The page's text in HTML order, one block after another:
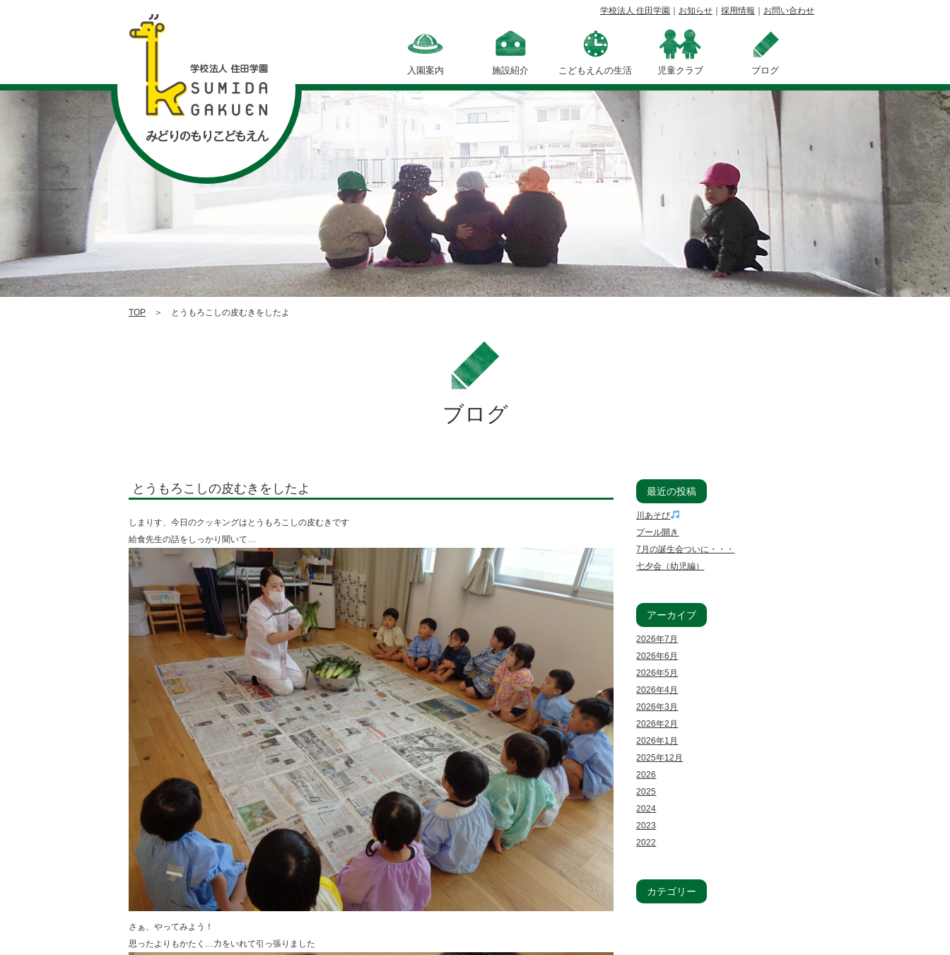
ろ
こ
し
の
き
を
し
た
田
学
園
学校法人 住田学園 お知らせ 採用情報 お問い合わせ
入園案内 施設紹介 こどもえんの生活
１日の流れ
年間行事
児童クラブ ブログ
TOP ＞ とうもろこしの皮むきをしたよ
ブログ
とうもろこしの皮むきをしたよ
しまりす、今日のクッキングはとうもろこしの皮むきです
給食先生の話をしっかり聞いて…
さぁ、やってみよう！
思ったよりもかたく…力をいれて引っ張りました
最近の投稿
川あそび
プール開き
7月の誕生会ついに・・・
七夕会（幼児編）
アーカイブ
2026年7月
2026年6月
2026年5月
2026年4月
2026年3月
2026年2月
2026年1月
2025年12月
2026
2025
2024
2023
2022
カテゴリー